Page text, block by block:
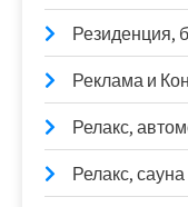
Резиденция,
Реклама и
Релакс,
Релакс, сауна